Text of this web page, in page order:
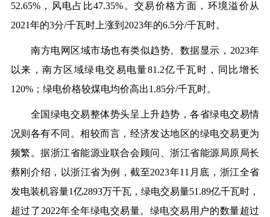
52.65%，风电占比47.35% 。交易价格方面，环境溢价从
2021年的3分/千瓦时上涨到 2023年的6.5分/千瓦时。
南方电网区域市场也有类似趋势。数据显示， 2023年
以来，南方区域绿电交易电量81.2亿千瓦时，同比增长
120%； 绿电价格较煤电均价高出1.85分/千瓦时。
全国绿电交易整体势头呈上升趋势，各省绿电交易情
况则各有不同。相较而言，经济发达地区的绿电交易更为
频繁。据浙江省能源业联合会顾问、浙江省能源局原局长
蔡刚介绍，以浙江省为例，截至2023年11 月底，浙江全省
发电装机容量1亿2893万千瓦，绿电交易量51.89亿千瓦时，
超过了 2022年全年绿电交易量。绿电交易用户的数量超过